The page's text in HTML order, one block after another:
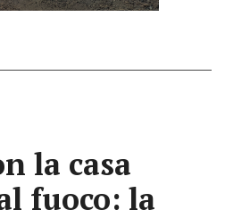
la casa
fuoco: la